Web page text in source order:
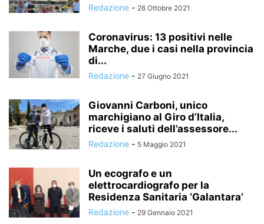
Redazione - 26 Ottobre 2021
Coronavirus: 13 positivi nelle
Marche, due i casi nella provincia
di...
Redazione - 27 Giugno 2021
Giovanni Carboni, unico
marchigiano al Giro d’Italia,
riceve i saluti dell’assessore...
Redazione - 5 Maggio 2021
Un ecografo e un
elettrocardiografo per la
Residenza Sanitaria ‘Galantara’
Redazione - 29 Gennaio 2021